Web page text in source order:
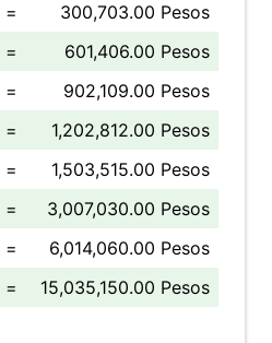
=
300,703.00 Pesos
=
601,406.00 Pesos
=
902,109.00 Pesos
=
1,202,812.00 Pesos
=
1,503,515.00 Pesos
=
3,007,030.00 Pesos
=
6,014,060.00 Pesos
= 15,035,150.00 Pesos